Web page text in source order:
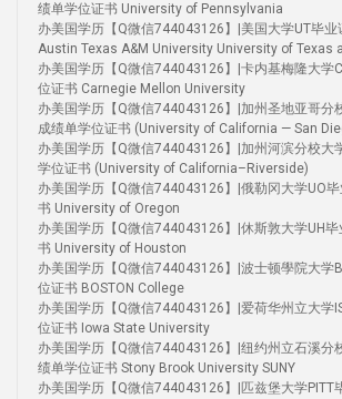
绩单学位证书 University of Pennsylvania
办美国学历【Q微信744043126】|美国大学UT毕业
Austin Texas A&M University University of Texas
办美国学历【Q微信744043126】|卡内基梅隆大学
位证书 Carnegie Mellon University
办美国学历【Q微信744043126】|加州圣地亚哥分
成绩单学位证书 (University of California — San
办美国学历【Q微信744043126】|加州河滨分校大
学位证书 (University of California–Riverside)
办美国学历【Q微信744043126】|俄勒冈大学UO
书 University of Oregon
办美国学历【Q微信744043126】|休斯敦大学UH
书 University of Houston
办美国学历【Q微信744043126】|波士顿學院大学
位证书 BOSTON College
办美国学历【Q微信744043126】|爱荷华州立大学
位证书 Iowa State University
办美国学历【Q微信744043126】|纽约州立石溪分
绩单学位证书 Stony Brook University SUNY
办美国学历【Q微信744043126】|匹兹堡大学PITT